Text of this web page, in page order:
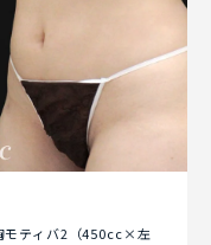
モティバ2（450cc×左